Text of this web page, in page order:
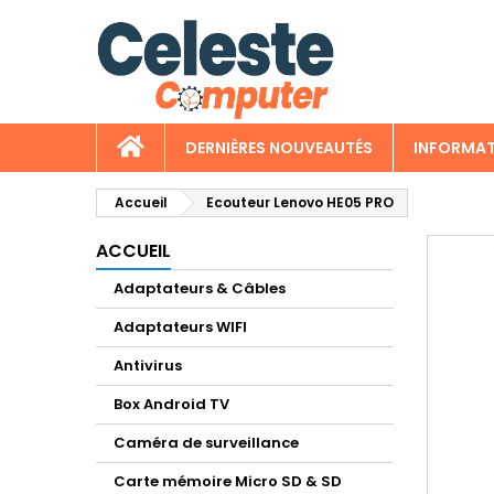
DERNIÈRES NOUVEAUTÉS
Accueil Ecouteur Lenovo HE05 PRO
ACCUEIL
Adaptateurs & Câbles
Adaptateurs WIFI
Antivirus
Box Android TV
Caméra de surveillance
Carte mémoire Micro SD & SD
add_circle_outline